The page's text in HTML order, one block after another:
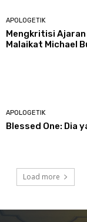
APOLOGETIK
Mengkritisi Ajaran
Malaikat Michael
APOLOGETIK
Blessed One: Dia
Load more